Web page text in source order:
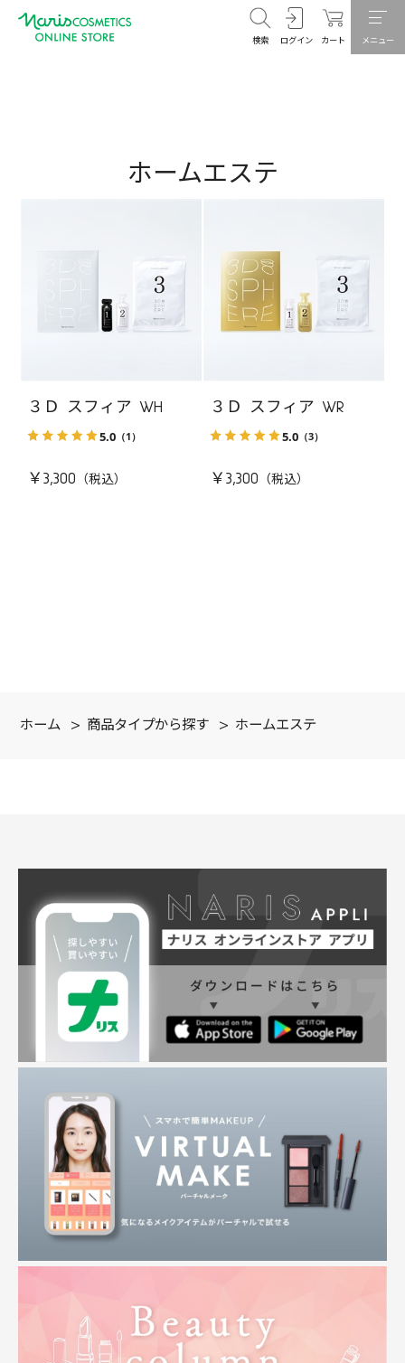
検索 ログイン カート メニュー
ホームエステ
３Ｄ スフィア WH
5.0 （1）
￥3,300
３Ｄ スフィア WR
5.0（3）
￥3,300
ホーム > 商品タイプから探す > ホームエステ